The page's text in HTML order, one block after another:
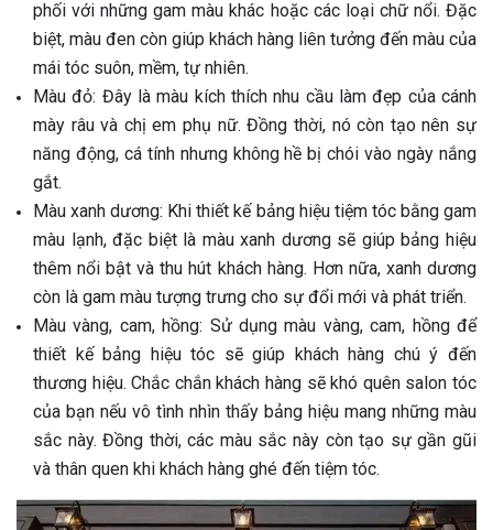
phối với những gam màu khác hoặc các loại chữ nổi. Đặc
biệt, màu đen còn giúp khách hàng liên tưởng đến màu của
mái tóc suôn, mềm, tự nhiên.
Màu đỏ: Đây là màu kích thích nhu cầu làm đẹp của cánh
mày râu và chị em phụ nữ. Đồng thời, nó còn tạo nên sự
năng động, cá tính nhưng không hề bị chói vào ngày nắng
gắt.
Màu xanh dương: Khi thiết kế bảng hiệu tiệm tóc bằng gam
màu lạnh, đặc biệt là màu xanh dương sẽ giúp bảng hiệu
thêm nổi bật và thu hút khách hàng. Hơn nữa, xanh dương
còn là gam màu tượng trưng cho sự đổi mới và phát triển.
Màu vàng, cam, hồng: Sử dụng màu vàng, cam, hồng để
thiết kế bảng hiệu tóc sẽ giúp khách hàng chú ý đến
thương hiệu. Chắc chắn khách hàng sẽ khó quên salon tóc
của bạn nếu vô tình nhìn thấy bảng hiệu mang những màu
sắc này. Đồng thời, các màu sắc này còn tạo sự gần gũi
và thân quen khi khách hàng ghé đến tiệm tóc.